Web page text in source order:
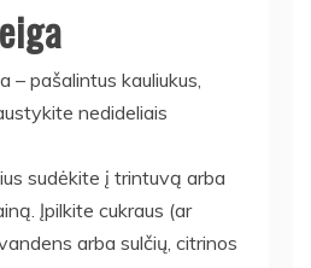
– pašalintus kauliukus,
nedideliais
sudėkite į trintuvą arba
Įpilkite cukraus (ar
arba sulčių, citrinos